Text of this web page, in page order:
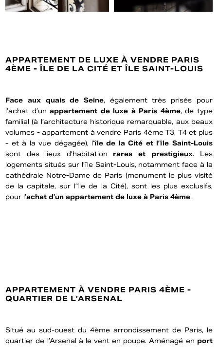
APPARTEMENT DE LUXE À VENDRE PARIS
4ÈME - ÎLE DE LA CITÉ ET ÎLE SAINT-LOUIS
Face aux quais de Seine, également très prisés pour
l’achat d’unappartement de luxe à Paris 4ème, de type
familial (à l’architecture historique remarquable, aux beaux
volumes - appartement à vendre Paris 4ème T3, T4 et plus
- et à la vue dégagée), l’île de la Cité et l’île Saint-Louis
sont des lieux d’habitation rares et prestigieux. Les
logements situés sur l’île Saint-Louis, notamment face à la
cathédrale Notre-Dame de Paris (monument le plus visité
de la capitale, sur l’île de la Cité), sont les plus exclusifs,
pour l’achat d’un appartement de luxe à Paris 4ème.
APPARTEMENT À VENDRE PARIS 4ÈME -
QUARTIER DE L’ARSENAL
Situé au sud-ouest du 4ème arrondissement de Paris, le
quartier de l’Arsenal à le vent en poupe. Aménagé en port